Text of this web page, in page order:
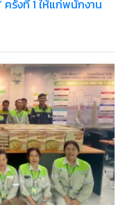
รั้งที่ 1 ให้แก่พนักงาน